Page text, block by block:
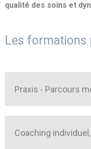
qualité des soins et
Les formations
Praxis - Parcours
Coaching